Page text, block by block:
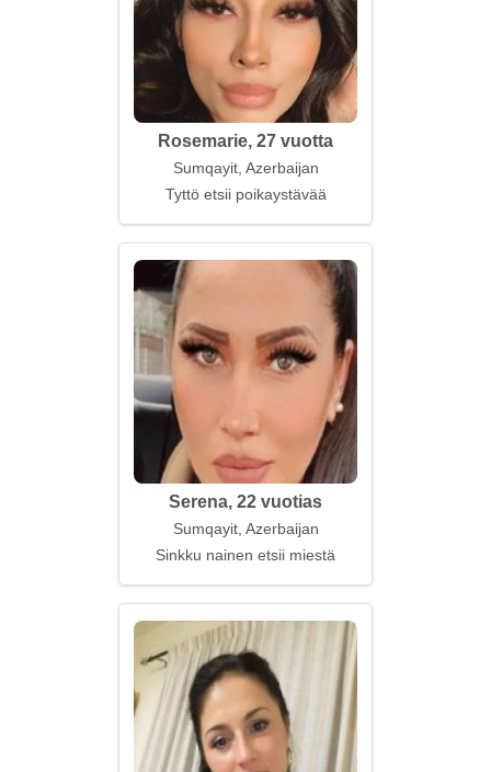
Rosemarie, 27 vuotta
Sumqayit, Azerbaijan
Tyttö etsii poikaystävää
Serena, 22 vuotias
Sumqayit, Azerbaijan
Sinkku nainen etsii miestä